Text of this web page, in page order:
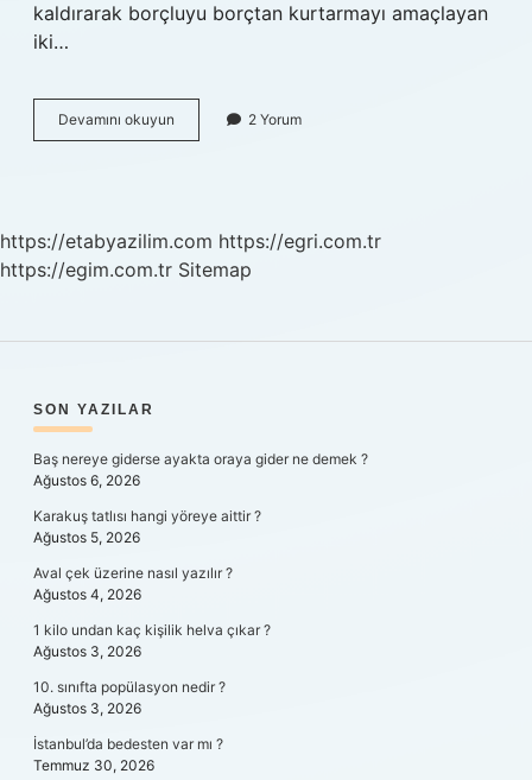
kaldırarak borçluyu borçtan kurtarmayı amaçlayan
iki…
Devamını okuyun
Etmek
2 Yorum
https://etabyazilim.com https://egri.com.tr
https://egim.com.tr Sitemap
SIDEBAR
SON YAZILAR
Baş nereye giderse ayakta oraya gider ne demek ?
Ağustos 6, 2026
Karakuş tatlısı hangi yöreye aittir ?
Ağustos 5, 2026
Aval çek üzerine nasıl yazılır ?
Ağustos 4, 2026
1 kilo undan kaç kişilik helva çıkar ?
Ağustos 3, 2026
10. sınıfta popülasyon nedir ?
Ağustos 3, 2026
İstanbul’da bedesten var mı ?
Temmuz 30, 2026